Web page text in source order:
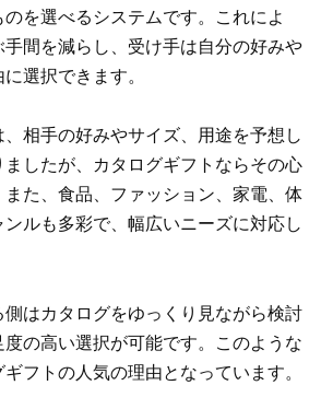
のを選べるシステムです。これによ
手間を減らし、受け手は自分の好みや
選択できます。
相手の好みやサイズ、用途を予想し
したが、カタログギフトならその心
た、食品、ファッション、家電、体
ルも多彩で、幅広いニーズに対応し
側はカタログをゆっくり見ながら検討
の高い選択が可能です。このような
フトの人気の理由となっています。